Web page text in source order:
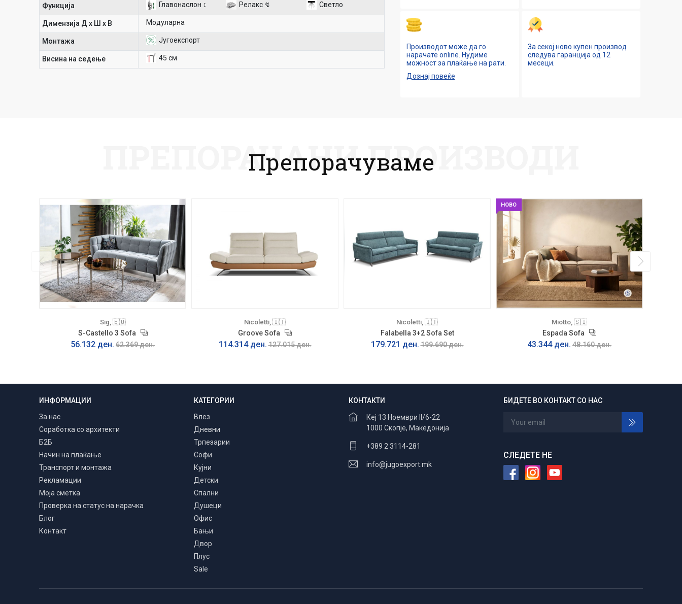
Функција Главонаслон ↕ Релакс ↯ Светло
Димензија Д х Ш х В Модуларна
Mонтажа Југоекспорт
Висина на седење 45 см
Производот може да го
нарачате online. Нудиме
можност за плаќање на рати.
Дознај повеќе
За секој ново купен производ
следува гаранција од 12
месеци.
Препорачуваме
ПРЕПОРАЧАНИ ПРОИЗВОДИ
Sig, 🇪🇺
S-Castello 3 Sofa
56.132 ден. 62.369 ден.
Nicoletti, 🇮🇹
Groove Sofa
114.314 ден. 127.015 ден.
Nicoletti, 🇮🇹
Falabella 3+2 Sofa Set
179.721 ден. 199.690 ден.
НОВО
Miotto, 🇸🇮
Espada Sofa
43.344 ден. 48.160 ден.
Транспорт и монтажа Безбедно плаќање
100% заштита
24/7 отворени
ИНФОРМАЦИИ
За нас
Соработка со архитекти
Б2Б
Начин на плаќање
Транспорт и монтажа
Рекламации
Моја сметка
Проверка на статус на нарачка
Блог
Контакт
КАТЕГОРИИ
Влез
Дневни
Трпезарии
Софи
Кујни
Детски
Спални
Душеци
Офис
Бањи
Двор
Плус
Sale
КОНТАКТИ
Кеј 13 Ноември II/6-22
1000 Скопје, Македонија
+389 2 3114-281
info@jugoexport.mk
БИДЕТЕ ВО КОНТАКТ СО НАС
СЛЕДЕТЕ НЕ